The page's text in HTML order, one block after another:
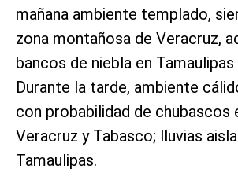
mañana ambiente templado,
zona montañosa de Veracruz,
bancos de niebla en
Durante la tarde, ambiente
con probabilidad de chubascos
Veracruz y Tabasco; lluvias
Tamaulipas.